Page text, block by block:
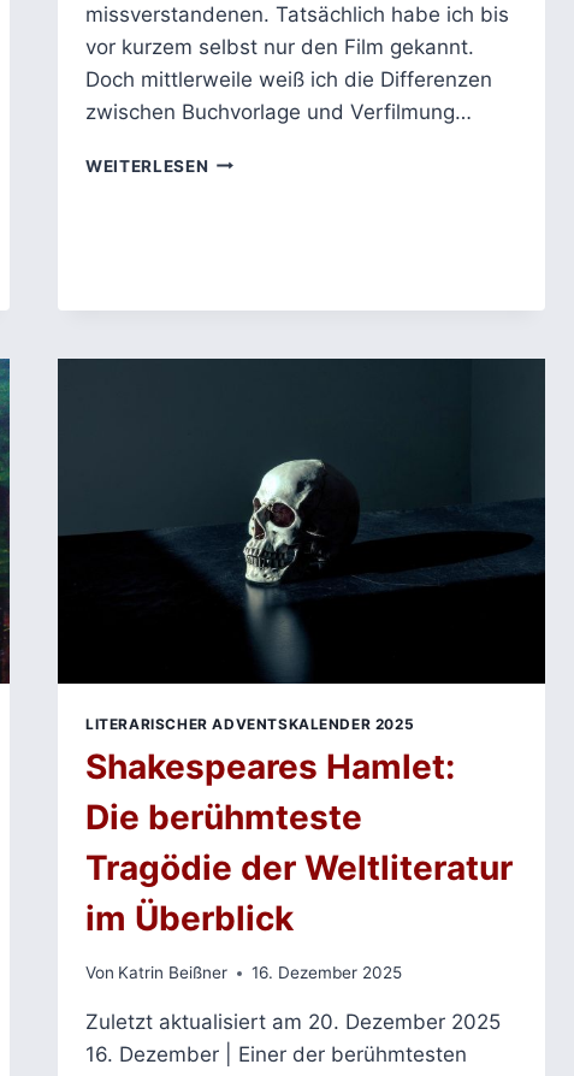
missverstandenen. Tatsächlich habe ich bis
vor kurzem selbst nur den Film gekannt.
Doch mittlerweile weiß ich die Differenzen
zwischen Buchvorlage und Verfilmung…
WEITERLESEN FRÜHSTÜCK
ZEITLOSE
ÜBER
LITERARISCHER ADVENTSKALENDER 2025
Shakespeares Hamlet:
Die berühmteste
Tragödie der Weltliteratur
im Überblick
Von Katrin Beißner 16. Dezember 2025
Zuletzt aktualisiert am 20. Dezember 2025
16. Dezember | Einer der berühmtesten